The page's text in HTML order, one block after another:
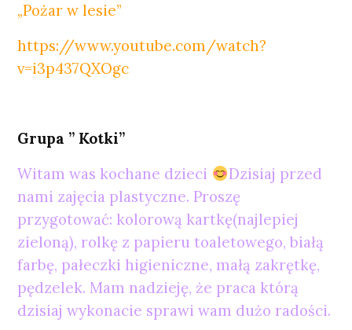
„Pożar w lesie”
https://www.youtube.com/watch?
v=i3p437QXOgc
Grupa ” Kotki”
Witam was kochane dzieci
Dzisiaj przed
nami zajęcia plastyczne. Proszę
przygotować: kolorową kartkę(najlepiej
zieloną), rolkę z papieru toaletowego, białą
farbę, pałeczki higieniczne, małą zakrętkę,
pędzelek. Mam nadzieję, że praca którą
dzisiaj wykonacie sprawi wam dużo radości.